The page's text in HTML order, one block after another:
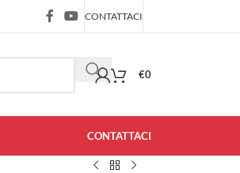
CONTATTACI
€0
CONTATTACI